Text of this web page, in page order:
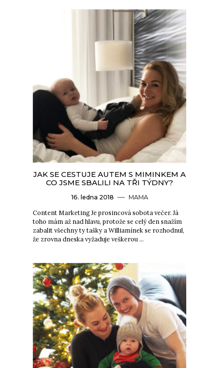
JAK SE CESTUJE AUTEM S MIMINKEM A
CO JSME SBALILI NA TŘI TÝDNY?
16. ledna 2018 MAMA
Content Marketing Je prosincová sobota večer. Já
toho mám až nad hlavu, protože se celý den snažím
zabalit všechny ty tašky a Williamínek se rozhodnul,
že zrovna dneska vyžaduje veškerou …